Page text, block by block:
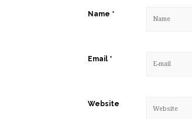
Name *
Email *
Website